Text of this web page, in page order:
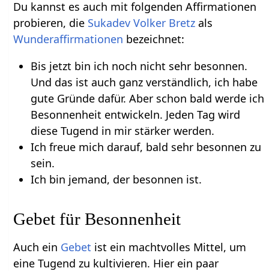
Du kannst es auch mit folgenden Affirmationen
probieren, die Sukadev Volker Bretz als
Wunderaffirmationen bezeichnet:
Bis jetzt bin ich noch nicht sehr besonnen.
Und das ist auch ganz verständlich, ich habe
gute Gründe dafür. Aber schon bald werde ich
Besonnenheit entwickeln. Jeden Tag wird
diese Tugend in mir stärker werden.
Ich freue mich darauf, bald sehr besonnen zu
sein.
Ich bin jemand, der besonnen ist.
Gebet für Besonnenheit
Auch ein Gebet ist ein machtvolles Mittel, um
eine Tugend zu kultivieren. Hier ein paar